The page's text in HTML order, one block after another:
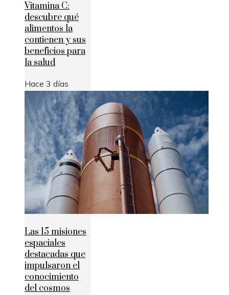
Vitamina C:
descubre qué
alimentos la
contienen y sus
beneficios para
la salud
Hace 3 días
Las 15 misiones
espaciales
destacadas que
impulsaron el
conocimiento
del cosmos